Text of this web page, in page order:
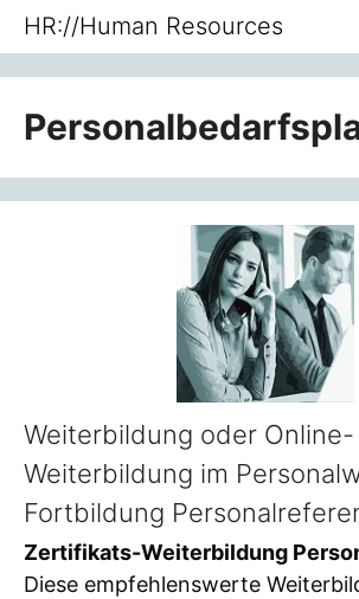
Zum
springen
HR://Human Resources
Weiterbildung oder Online-
Weiterbildung im
Fortbildung
Zertifikats-Weiterbildung
Diese empfehlenswerte